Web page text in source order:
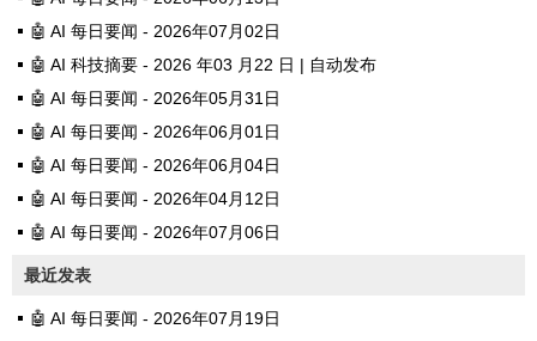
1.66然后网页访问，设置用户名
密码，激活摄像头TP-LINK全系列
摄像机均支持通过RTSP****协议
来获取视频流，取流地址格式如
下（双目IPC除外）：**主码流
为：**rtsp://u...
🤖 AI 每日要闻 - 2026年07月02日
🤖 AI 科技摘要 - 2026 年03 月22 日 | 自动发布
🤖 AI 每日要闻 - 2026年05月31日
🤖 AI 每日要闻 - 2026年06月01日
🤖 AI 每日要闻 - 2026年06月04日
🤖 AI 每日要闻 - 2026年04月12日
🤖 AI 每日要闻 - 2026年07月06日
最近发表
🤖 AI 每日要闻 - 2026年07月19日